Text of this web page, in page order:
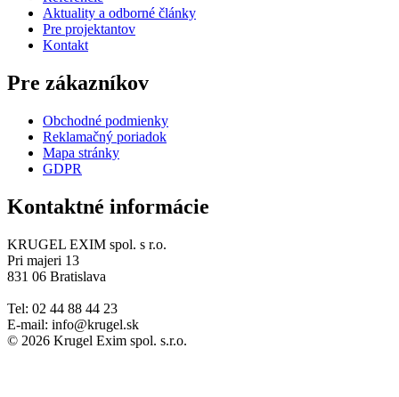
Aktuality a odborné články
Pre projektantov
Kontakt
Pre zákazníkov
Obchodné podmienky
Reklamačný poriadok
Mapa stránky
GDPR
Kontaktné informácie
KRUGEL EXIM spol. s r.o.
Pri majeri 13
831 06 Bratislava
Tel: 02 44 88 44 23
E-mail: info@krugel.sk
© 2026 Krugel Exim spol. s.r.o.